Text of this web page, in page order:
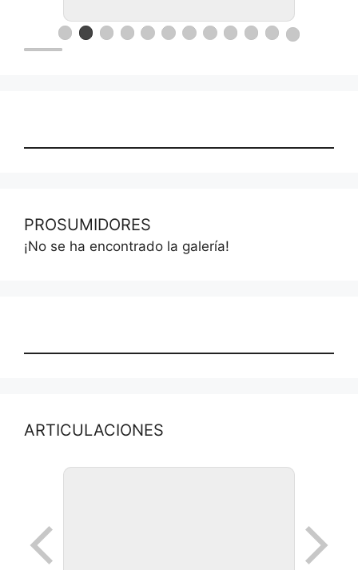
PROSUMIDORES
¡No se ha encontrado la galería!
ARTICULACIONES